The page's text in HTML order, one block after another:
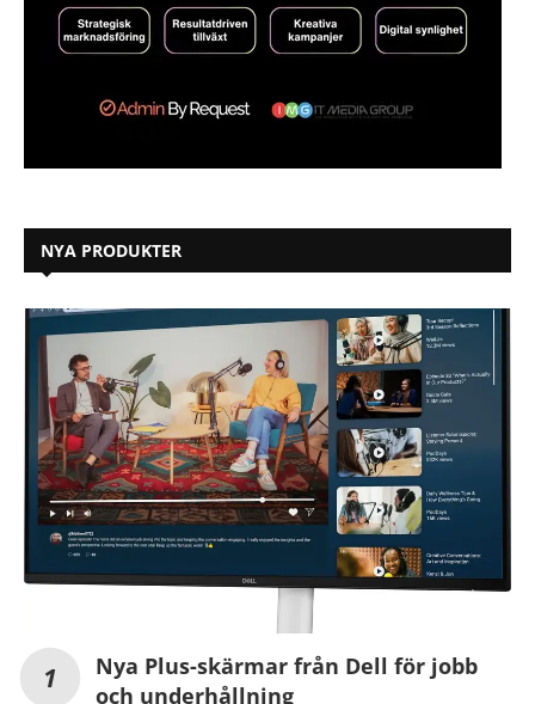
NYA PRODUKTER
Nya Plus-skärmar från Dell för jobb
och underhållning